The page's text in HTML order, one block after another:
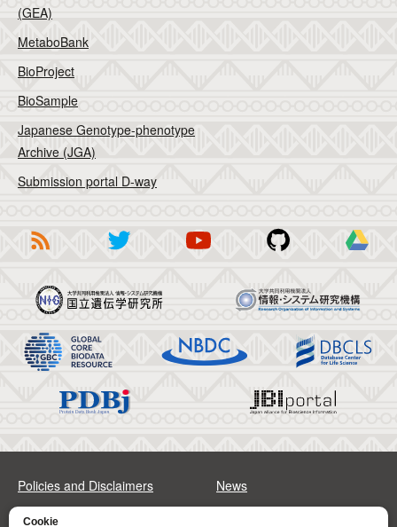
(GEA)
MetaboBank
BioProject
BioSample
Japanese Genotype-phenotype
Archive (JGA)
Submission portal D-way
Policies and Disclaimers News
Cookie